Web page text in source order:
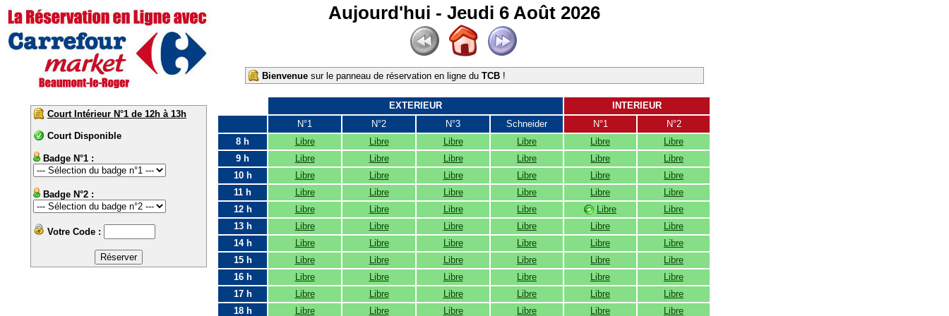
Aujourd'hui - Jeudi 6 Août 2026
Bienvenue sur le panneau de réservation en ligne du TCB !
Court Intérieur N°1 de 12h à 13h
Court Disponible
Badge N°1 :
Badge N°2 :
Votre Code :
EXTERIEUR
INTERIEUR
N°1
N°2 N°3 Schneider N°1
N°2
8 h
Libre Libre Libre Libre Libre
Libre
9 h
Libre Libre Libre Libre Libre
Libre
10 h
Libre Libre Libre Libre Libre
Libre
11 h
Libre Libre Libre Libre Libre
Libre
12 h
Libre Libre Libre Libre Libre
Libre
13 h
Libre Libre Libre Libre Libre
Libre
14 h
Libre Libre Libre Libre Libre
Libre
15 h
Libre Libre Libre Libre Libre
Libre
16 h
Libre Libre Libre Libre Libre
Libre
17 h
Libre Libre Libre Libre Libre
Libre
18 h
Libre Libre Libre Libre Libre
Libre